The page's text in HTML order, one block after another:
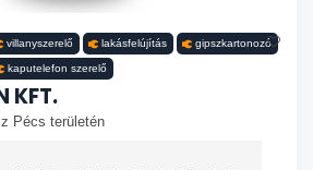
villanyszerelő lakásfelújítás gipszkartonozó
kaputelefon szerelő
KFT.
Pécs területén